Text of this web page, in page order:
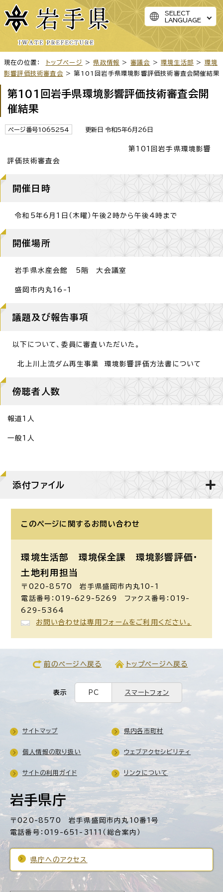
SELECT
LANGUAGE
現在の位置： トップページ > 県政情報 > 審議会 >環境生活部 > 環境
影響評価技術審査会 > 第101回岩手県環境影響評価技術審査会開催結果
第101回岩手県環境影響評価技術審査会開
催結果
ページ番号1065254 更新日 令和5年6月26日
第101回岩手県環境影響
評価技術審査会
開催日時
令和5年6月1日（木曜）午後2時から午後4時まで
開催場所
岩手県水産会館 5階 大会議室
盛岡市内丸16-1
議題及び報告事項
以下について、委員に審査いただいた。
北上川上流ダム再生事業 環境影響評価方法書について
傍聴者人数
報道1人
一般1人
添付ファイル
このページに関する お問い合わせ
環境生活部 環境保全課
環境影響評価・
土地利用担当
〒020-8570 岩手県盛岡市内丸10-1
電話番号：019-629-5269 ファクス番号：019-
629-5364
お問い合わせは専用フォームをご利用ください。
前のページへ戻る トップページへ戻る
表示 PC スマートフォン
岩手県庁
〒020-8570 岩手県盛岡市内丸10番1号
電話番号：019-651-3111（総合案内）
県庁へのアクセス
サイトマップ 県内各市町村
個人情報の取り扱い ウェブアクセシビリティ
サイトの利用ガイド リンクについて